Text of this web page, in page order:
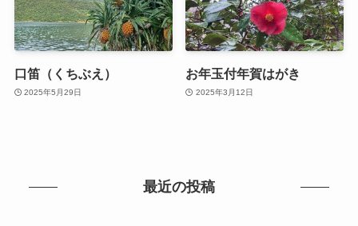
口笛（くちぶえ）
2025年5月29日
お年玉付年賀はがき
2025年3月12日
最近の投稿